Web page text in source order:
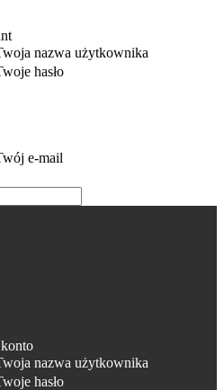
nazwa użytkownika
hasło
e-mail
nazwa użytkownika
hasło